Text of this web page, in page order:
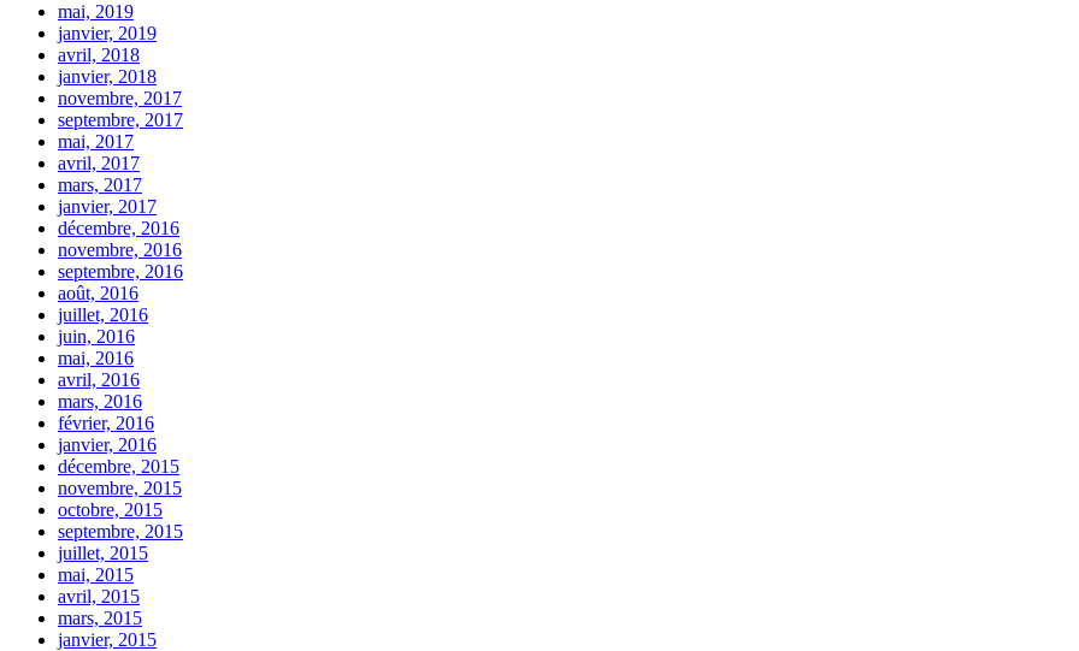
mai, 2019
janvier, 2019
avril, 2018
janvier, 2018
novembre, 2017
septembre, 2017
mai, 2017
avril, 2017
mars, 2017
janvier, 2017
décembre, 2016
novembre, 2016
septembre, 2016
août, 2016
juillet, 2016
juin, 2016
mai, 2016
avril, 2016
mars, 2016
février, 2016
janvier, 2016
décembre, 2015
novembre, 2015
octobre, 2015
septembre, 2015
juillet, 2015
mai, 2015
avril, 2015
mars, 2015
janvier, 2015